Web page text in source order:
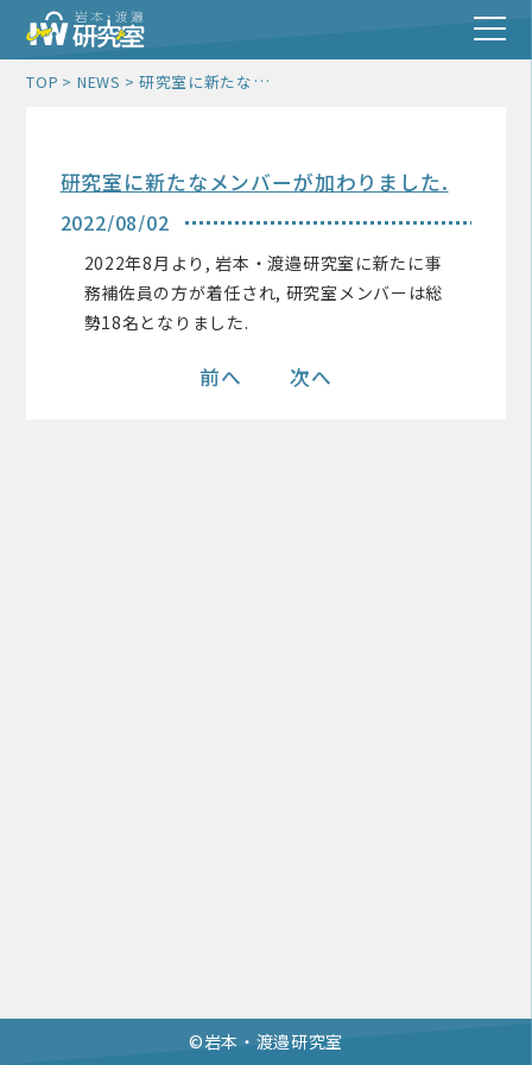
TOP NEWS 研究室に新たなメンバーが加わりました.
研究室に新たなメンバーが加わりました.
2022/08/02
2022年8月より, 岩本・渡邉研究室に新たに事
務補佐員の方が着任され, 研究室メンバーは総
勢18名となりました.
前へ 次へ
©︎岩本・渡邉研究室